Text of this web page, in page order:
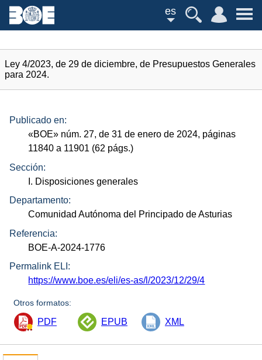
es
Ley 4/2023, de 29 de diciembre, de Presupuestos Generales
para 2024.
Publicado en:
«BOE» núm. 27, de 31 de enero de 2024, páginas
11840 a 11901 (62 págs.)
Sección:
I. Disposiciones generales
Departamento:
Comunidad Autónoma del Principado de Asturias
Referencia:
BOE-A-2024-1776
Permalink ELI:
https://www.boe.es/eli/es-as/l/2023/12/29/4
Otros formatos:
PDF EPUB XML